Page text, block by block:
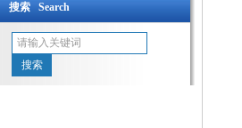
搜索 Search